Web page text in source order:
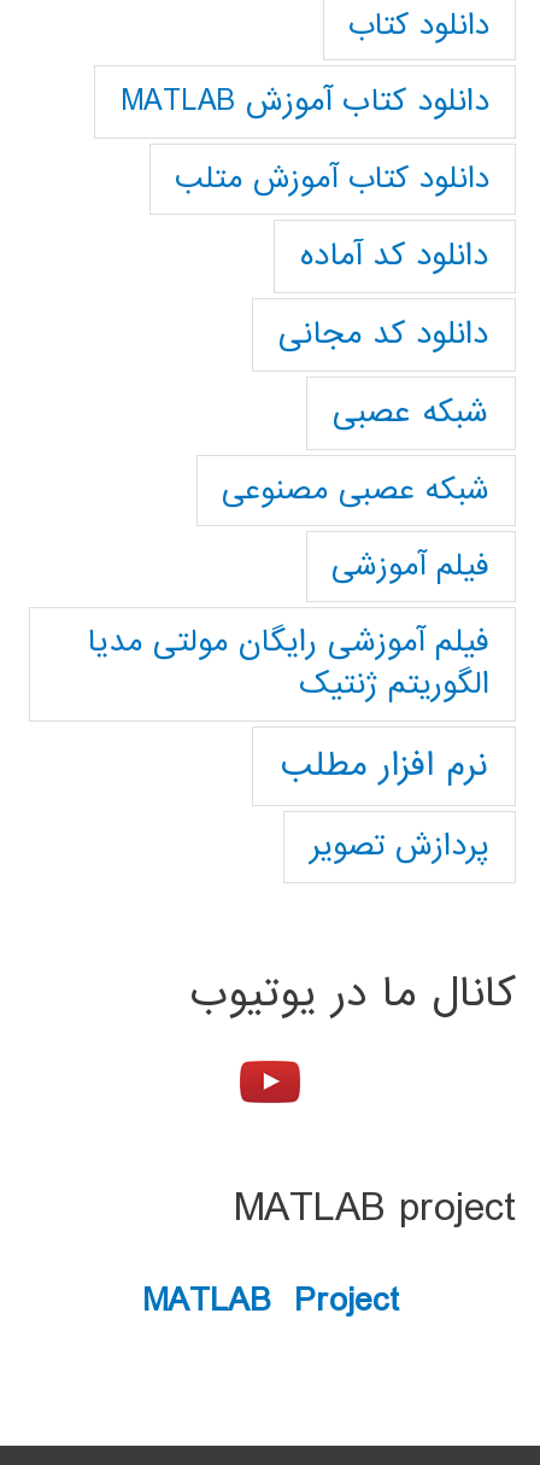
دانلود کتاب
دانلود کتاب آموزش MATLAB
دانلود کتاب آموزش متلب
دانلود کد آماده
دانلود کد مجانی
شبکه عصبی
شبکه عصبی مصنوعی
فیلم آموزشی
فیلم آموزشی رایگان مولتی مدیا
الگوریتم ژنتیک
نرم افزار مطلب
پردازش تصویر
کانال ما در یوتیوب
MATLAB project
MATLAB Project